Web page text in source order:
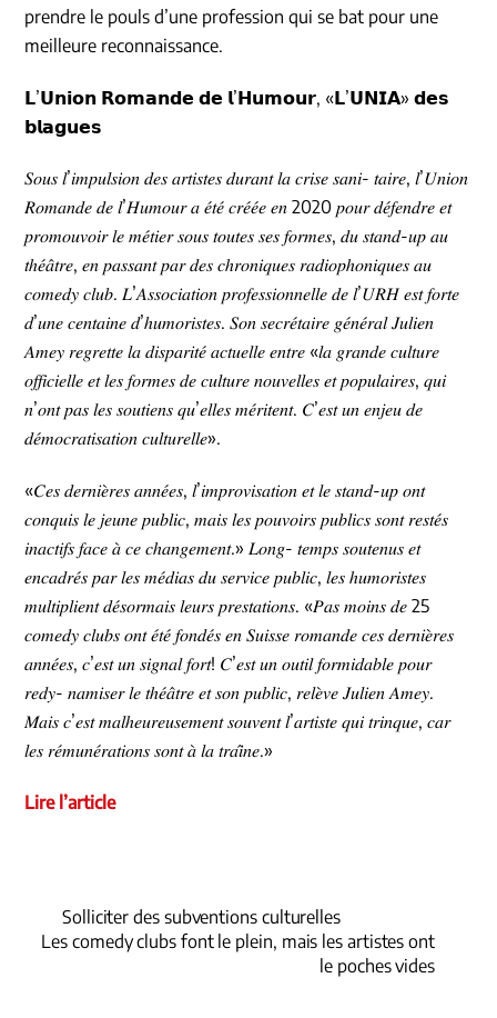
prendre le pouls d’une profession qui se bat pour une
meilleure reconnaissance.
𝗟’𝗨𝗻𝗶𝗼𝗻 𝗥𝗼𝗺𝗮𝗻𝗱𝗲 𝗱𝗲 𝗹’𝗛𝘂𝗺𝗼𝘂𝗿, «𝗟’𝗨𝗡𝗜𝗔» 𝗱𝗲𝘀
𝗯𝗹𝗮𝗴𝘂𝗲𝘀
𝑆𝑜𝑢𝑠 𝑙’𝑖𝑚𝑝𝑢𝑙𝑠𝑖𝑜𝑛 𝑑𝑒𝑠 𝑎𝑟𝑡𝑖𝑠𝑡𝑒𝑠 𝑑𝑢𝑟𝑎𝑛𝑡 𝑙𝑎 𝑐𝑟𝑖𝑠𝑒 𝑠𝑎𝑛𝑖- 𝑡𝑎𝑖𝑟𝑒, 𝑙’𝑈𝑛𝑖𝑜𝑛
𝑅𝑜𝑚𝑎𝑛𝑑𝑒 𝑑𝑒 𝑙’𝐻𝑢𝑚𝑜𝑢𝑟 𝑎 𝑒́𝑡𝑒́ 𝑐𝑟𝑒́𝑒́𝑒 𝑒𝑛 2020 𝑝𝑜𝑢𝑟 𝑑𝑒́𝑓𝑒𝑛𝑑𝑟𝑒 𝑒𝑡
𝑝𝑟𝑜𝑚𝑜𝑢𝑣𝑜𝑖𝑟 𝑙𝑒 𝑚𝑒́𝑡𝑖𝑒𝑟 𝑠𝑜𝑢𝑠 𝑡𝑜𝑢𝑡𝑒𝑠 𝑠𝑒𝑠 𝑓𝑜𝑟𝑚𝑒𝑠, 𝑑𝑢 𝑠𝑡𝑎𝑛𝑑-𝑢𝑝 𝑎𝑢
𝑡ℎ𝑒́𝑎̂𝑡𝑟𝑒, 𝑒𝑛 𝑝𝑎𝑠𝑠𝑎𝑛𝑡 𝑝𝑎𝑟 𝑑𝑒𝑠 𝑐ℎ𝑟𝑜𝑛𝑖𝑞𝑢𝑒𝑠 𝑟𝑎𝑑𝑖𝑜𝑝ℎ𝑜𝑛𝑖𝑞𝑢𝑒𝑠 𝑎𝑢
𝑐𝑜𝑚𝑒𝑑𝑦 𝑐𝑙𝑢𝑏. 𝐿’𝐴𝑠𝑠𝑜𝑐𝑖𝑎𝑡𝑖𝑜𝑛 𝑝𝑟𝑜𝑓𝑒𝑠𝑠𝑖𝑜𝑛𝑛𝑒𝑙𝑙𝑒 𝑑𝑒 𝑙’𝑈𝑅𝐻 𝑒𝑠𝑡 𝑓𝑜𝑟𝑡𝑒
𝑑’𝑢𝑛𝑒 𝑐𝑒𝑛𝑡𝑎𝑖𝑛𝑒 𝑑’ℎ𝑢𝑚𝑜𝑟𝑖𝑠𝑡𝑒𝑠. 𝑆𝑜𝑛 𝑠𝑒𝑐𝑟𝑒́𝑡𝑎𝑖𝑟𝑒 𝑔𝑒́𝑛𝑒́𝑟𝑎𝑙 𝐽𝑢𝑙𝑖𝑒𝑛
𝐴𝑚𝑒𝑦 𝑟𝑒𝑔𝑟𝑒𝑡𝑡𝑒 𝑙𝑎 𝑑𝑖𝑠𝑝𝑎𝑟𝑖𝑡𝑒́ 𝑎𝑐𝑡𝑢𝑒𝑙𝑙𝑒 𝑒𝑛𝑡𝑟𝑒 «𝑙𝑎 𝑔𝑟𝑎𝑛𝑑𝑒 𝑐𝑢𝑙𝑡𝑢𝑟𝑒
𝑜𝑓𝑓𝑖𝑐𝑖𝑒𝑙𝑙𝑒 𝑒𝑡 𝑙𝑒𝑠 𝑓𝑜𝑟𝑚𝑒𝑠 𝑑𝑒 𝑐𝑢𝑙𝑡𝑢𝑟𝑒 𝑛𝑜𝑢𝑣𝑒𝑙𝑙𝑒𝑠 𝑒𝑡 𝑝𝑜𝑝𝑢𝑙𝑎𝑖𝑟𝑒𝑠, 𝑞𝑢𝑖
𝑛’𝑜𝑛𝑡 𝑝𝑎𝑠 𝑙𝑒𝑠 𝑠𝑜𝑢𝑡𝑖𝑒𝑛𝑠 𝑞𝑢’𝑒𝑙𝑙𝑒𝑠 𝑚𝑒́𝑟𝑖𝑡𝑒𝑛𝑡. 𝐶’𝑒𝑠𝑡 𝑢𝑛 𝑒𝑛𝑗𝑒𝑢 𝑑𝑒
𝑑𝑒́𝑚𝑜𝑐𝑟𝑎𝑡𝑖𝑠𝑎𝑡𝑖𝑜𝑛 𝑐𝑢𝑙𝑡𝑢𝑟𝑒𝑙𝑙𝑒».
«𝐶𝑒𝑠 𝑑𝑒𝑟𝑛𝑖𝑒̀𝑟𝑒𝑠 𝑎𝑛𝑛𝑒́𝑒𝑠, 𝑙’𝑖𝑚𝑝𝑟𝑜𝑣𝑖𝑠𝑎𝑡𝑖𝑜𝑛 𝑒𝑡 𝑙𝑒 𝑠𝑡𝑎𝑛𝑑-𝑢𝑝 𝑜𝑛𝑡
𝑐𝑜𝑛𝑞𝑢𝑖𝑠 𝑙𝑒 𝑗𝑒𝑢𝑛𝑒 𝑝𝑢𝑏𝑙𝑖𝑐, 𝑚𝑎𝑖𝑠 𝑙𝑒𝑠 𝑝𝑜𝑢𝑣𝑜𝑖𝑟𝑠 𝑝𝑢𝑏𝑙𝑖𝑐𝑠 𝑠𝑜𝑛𝑡 𝑟𝑒𝑠𝑡𝑒́𝑠
𝑖𝑛𝑎𝑐𝑡𝑖𝑓𝑠 𝑓𝑎𝑐𝑒 𝑎̀ 𝑐𝑒 𝑐ℎ𝑎𝑛𝑔𝑒𝑚𝑒𝑛𝑡.» 𝐿𝑜𝑛𝑔- 𝑡𝑒𝑚𝑝𝑠 𝑠𝑜𝑢𝑡𝑒𝑛𝑢𝑠 𝑒𝑡
𝑒𝑛𝑐𝑎𝑑𝑟𝑒́𝑠 𝑝𝑎𝑟 𝑙𝑒𝑠 𝑚𝑒́𝑑𝑖𝑎𝑠 𝑑𝑢 𝑠𝑒𝑟𝑣𝑖𝑐𝑒 𝑝𝑢𝑏𝑙𝑖𝑐, 𝑙𝑒𝑠 ℎ𝑢𝑚𝑜𝑟𝑖𝑠𝑡𝑒𝑠
𝑚𝑢𝑙𝑡𝑖𝑝𝑙𝑖𝑒𝑛𝑡 𝑑𝑒́𝑠𝑜𝑟𝑚𝑎𝑖𝑠 𝑙𝑒𝑢𝑟𝑠 𝑝𝑟𝑒𝑠𝑡𝑎𝑡𝑖𝑜𝑛𝑠. «𝑃𝑎𝑠 𝑚𝑜𝑖𝑛𝑠 𝑑𝑒 25
𝑐𝑜𝑚𝑒𝑑𝑦 𝑐𝑙𝑢𝑏𝑠 𝑜𝑛𝑡 𝑒́𝑡𝑒́ 𝑓𝑜𝑛𝑑𝑒́𝑠 𝑒𝑛 𝑆𝑢𝑖𝑠𝑠𝑒 𝑟𝑜𝑚𝑎𝑛𝑑𝑒 𝑐𝑒𝑠 𝑑𝑒𝑟𝑛𝑖𝑒̀𝑟𝑒𝑠
𝑎𝑛𝑛𝑒́𝑒𝑠, 𝑐’𝑒𝑠𝑡 𝑢𝑛 𝑠𝑖𝑔𝑛𝑎𝑙 𝑓𝑜𝑟𝑡! 𝐶’𝑒𝑠𝑡 𝑢𝑛 𝑜𝑢𝑡𝑖𝑙 𝑓𝑜𝑟𝑚𝑖𝑑𝑎𝑏𝑙𝑒 𝑝𝑜𝑢𝑟
𝑟𝑒𝑑𝑦- 𝑛𝑎𝑚𝑖𝑠𝑒𝑟 𝑙𝑒 𝑡ℎ𝑒́𝑎̂𝑡𝑟𝑒 𝑒𝑡 𝑠𝑜𝑛 𝑝𝑢𝑏𝑙𝑖𝑐, 𝑟𝑒𝑙𝑒̀𝑣𝑒 𝐽𝑢𝑙𝑖𝑒𝑛 𝐴𝑚𝑒𝑦.
𝑀𝑎𝑖𝑠 𝑐’𝑒𝑠𝑡 𝑚𝑎𝑙ℎ𝑒𝑢𝑟𝑒𝑢𝑠𝑒𝑚𝑒𝑛𝑡 𝑠𝑜𝑢𝑣𝑒𝑛𝑡 𝑙’𝑎𝑟𝑡𝑖𝑠𝑡𝑒 𝑞𝑢𝑖 𝑡𝑟𝑖𝑛𝑞𝑢𝑒, 𝑐𝑎𝑟
𝑙𝑒𝑠 𝑟𝑒́𝑚𝑢𝑛𝑒́𝑟𝑎𝑡𝑖𝑜𝑛𝑠 𝑠𝑜𝑛𝑡 𝑎̀ 𝑙𝑎 𝑡𝑟𝑎𝑖̂𝑛𝑒.»
Lire l’article
Solliciter des subventions culturelles
Les comedy clubs font le plein, mais les artistes ont
le poches vides